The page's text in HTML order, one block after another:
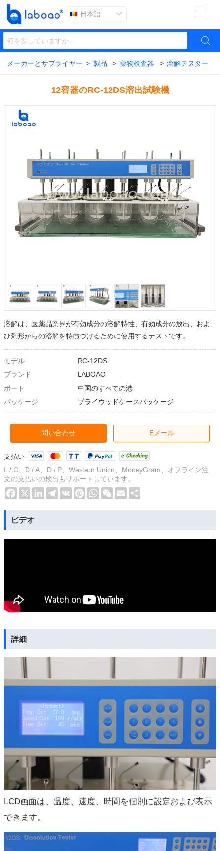
日本語  

メーカーとサプライヤー > 製品 > 薬物検査器 > 溶解テスター
12容器のRC-12DS溶出試験機
溶解は、医薬品業界が有効成分の溶解特性、有効成分の放出、およ
び剤形からの溶解を特徴づけるために使用するテストです。
モデル
RC-12DS
ブランド
LABOAO
ポート
中国のすべての港
パッケージ
プライウッドケースパッケージ
問い合わせ Eメール
支払い
L / C、D / A、D / P、Western Union、MoneyGram、オフライン注
文の支払いの検出もサポートしています。
Facebook
X LinkedInTelegram
VK PinterestWhatsApp
WeChat
Email
ビデオ
詳細
LCD画面は、温度、速度、時間を個別に設定および表示
できます。